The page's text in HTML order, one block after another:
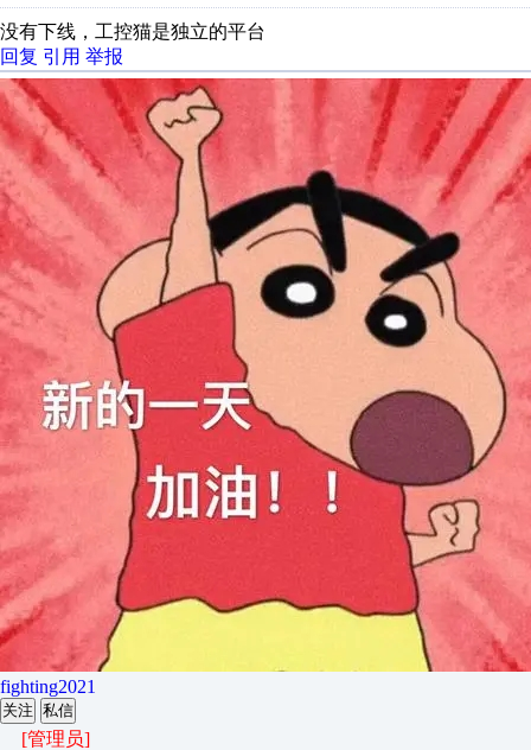
没有下线，工控猫是独立的平台
回复 引用 举报
fighting2021
关注 私信
[管理员]